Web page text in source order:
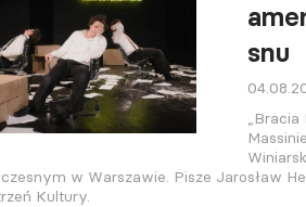
snu
„Bracia
w Warszawie. Pisze Jarosław
Kultury.